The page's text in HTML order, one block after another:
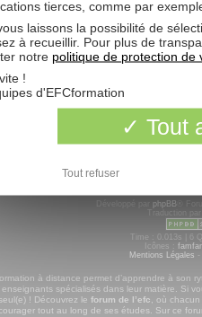
: EFC Formation|Comptabilité|Gestion
phpBB®
Time : 0.013s | 6
Icônes :
Mentions Légales -
à distance permet d’apprendre à son
enseignants spécialisés dans leur matière. Si
! Découvrez le forum de l’efc , où
tout au long de ses études. Sur ce
tierces, comme par
laissons la possibilité de
à recueillir. Pour plus de
notre politique de protection de
!
d'EFCformation
Tout
Tout refuser